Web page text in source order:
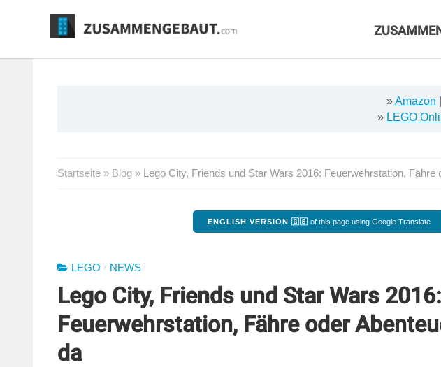
»Amazon
» LEGO
Startseite » Blog » Lego City, Friends und Star Wars 2016: Feuerwehrstation, Fähre
ENGLISH VERSION 🇬🇧 of this page using Google Translate
LEGO / NEWS
Lego City, Friends und Star Wars 2016:
Feuerwehrstation, Fähre oder
da